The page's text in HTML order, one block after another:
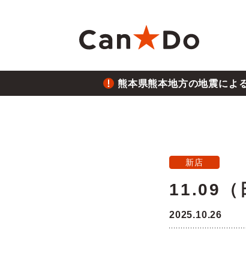
熊本県熊本地方の地震によ
新店
11.09（
2025.10.26